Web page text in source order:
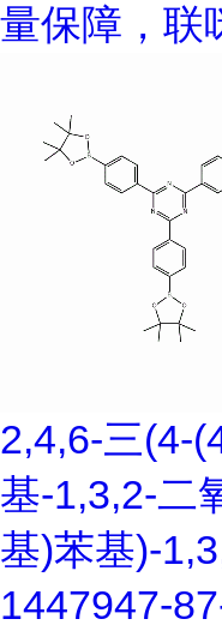
量保障，联
2,4,6-三(4-
基-1,3,2-二
基)苯基)-
1447947-